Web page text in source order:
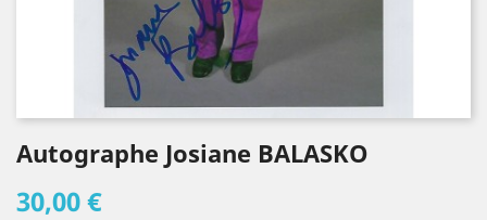
Autographe Josiane BALASKO
30,00 €